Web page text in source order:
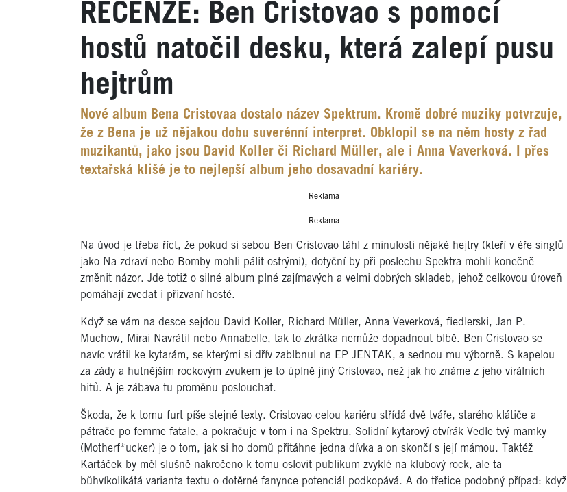
RECENZE: Ben Cristovao s pomocí
hostů natočil desku, která zalepí pusu
hejtrům
Nové album Bena Cristovaa dostalo název Spektrum. Kromě dobré muziky potvrzuje,
že z Bena je už nějakou dobu suverénní interpret. Obklopil se na něm hosty z řad
muzikantů, jako jsou David Koller či Richard Müller, ale i Anna Vaverková. I přes
textařská klišé je to nejlepší album jeho dosavadní kariéry.
Reklama
Reklama
Na úvod je třeba říct, že pokud si sebou Ben Cristovao táhl z minulosti nějaké hejtry (kteří v éře singlů
jako Na zdraví nebo Bomby mohli pálit ostrými), dotyční by při poslechu Spektra mohli konečně
změnit názor. Jde totiž o silné album plné zajímavých a velmi dobrých skladeb, jehož celkovou úroveň
pomáhají zvedat i přizvaní hosté.
Když se vám na desce sejdou David Koller, Richard Müller, Anna Veverková, fiedlerski, Jan P.
Muchow, Mirai Navrátil nebo Annabelle, tak to zkrátka nemůže dopadnout blbě. Ben Cristovao se
navíc vrátil ke kytarám, se kterými si dřív zablbnul na EP JENTAK, a sednou mu výborně. S kapelou
za zády a hutnějším rockovým zvukem je to úplně jiný Cristovao, než jak ho známe z jeho virálních
hitů. A je zábava tu proměnu poslouchat.
Škoda, že k tomu furt píše stejné texty. Cristovao celou kariéru střídá dvě tváře, starého klátiče a
pátrače po femme fatale, a pokračuje v tom i na Spektru. Solidní kytarový otvírák Vedle tvý mamky
(Motherf*ucker) je o tom, jak si ho domů přitáhne jedna dívka a on skončí s její mámou. Taktéž
Kartáček by měl slušně nakročeno k tomu oslovit publikum zvyklé na klubový rock, ale ta
bůhvíkolikátá varianta textu o dotěrné fanynce potenciál podkopává. A do třetice podobný případ: když